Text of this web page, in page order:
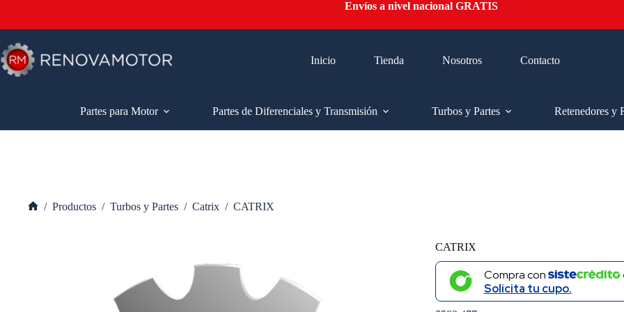
contenido
Envíos a nivel nacional GRATIS
Inicio Tienda Nosotros Contacto
Partes para Motor Partes de Diferenciales y Transmisión Turbos y Partes Retenedores y
/ Productos / Turbos y Partes / Catrix / CATRIX
CATRIX
Compra con
Solicita tu cupo.